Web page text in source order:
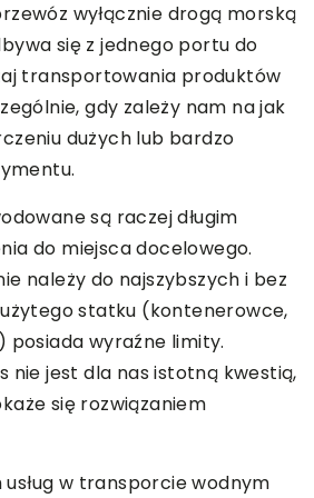
wyłącznie drogą morską
się z jednego portu do
transportowania produktów
gdy zależy nam na jak
dużych lub bardzo
są raczej długim
do miejsca docelowego.
należy do najszybszych i bez
statku (kontenerowce,
wyraźne limity.
nie jest dla nas istotną kwestią,
się rozwiązaniem
w transporcie wodnym